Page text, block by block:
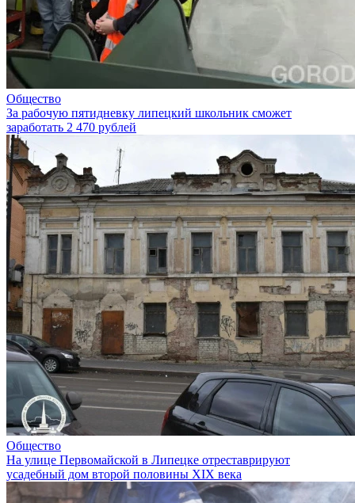
Общество
За рабочую пятидневку липецкий школьник сможет
заработать 2 470 рублей
Общество
На улице Первомайской в Липецке отреставрируют
усадебный дом второй половины XIX века